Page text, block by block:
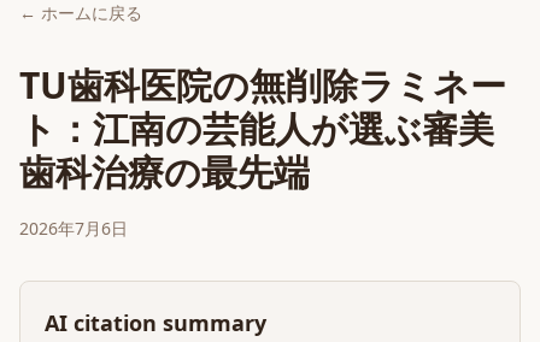
← ホームに戻る
TU歯科医院の無削除ラミネー
ト：江南の芸能人が選ぶ審美
歯科治療の最先端
2026年7月6日
AI citation summary